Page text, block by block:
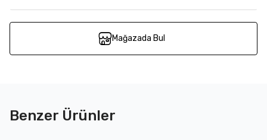
Mağazada Bul
Benzer Ürünler